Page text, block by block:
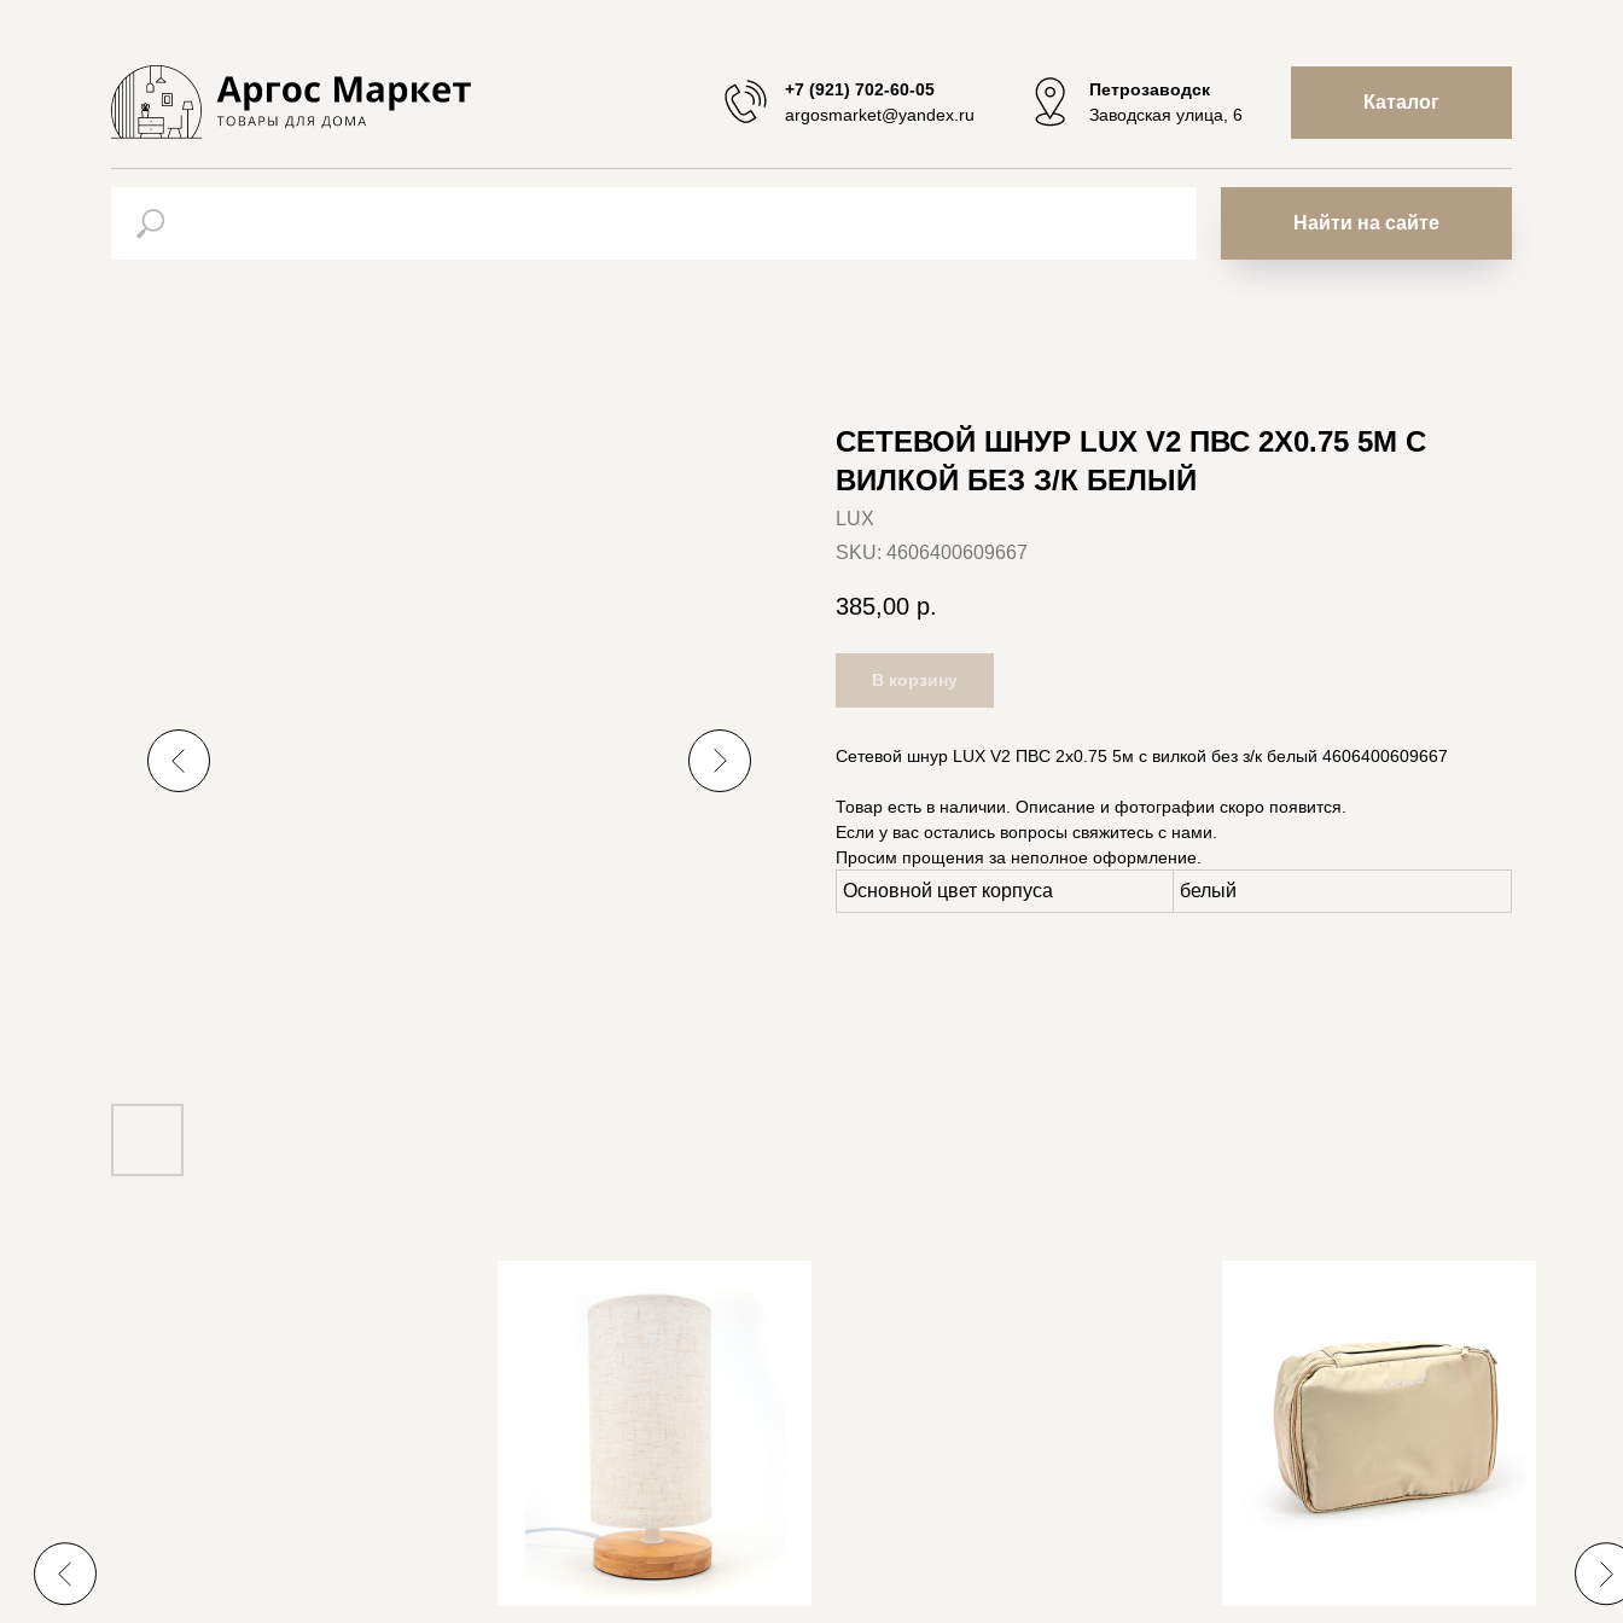
+7 (921) 702-60-05
argosmarket@yandex.ru
Петрозаводск
Заводская улица, 6
Каталог
Найти на сайте
СЕТЕВОЙ ШНУР LUX V2 ПВС 2X0.75 5М С
ВИЛКОЙ БЕЗ З/К БЕЛЫЙ
LUX
SKU: 4606400609667
385,00 р.
В корзину
Сетевой шнур LUX V2 ПВС 2x0.75 5м с вилкой без з/к белый 4606400609667
Товар есть в наличии. Описание и фотографии скоро появится.
Если у вас остались вопросы свяжитесь с нами.
Просим прощения за неполное оформление.
Основной цвет корпуса белый